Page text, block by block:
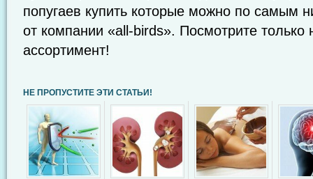
попугаев купить которые можно по самым
от компании «all-birds». Посмотрите только
ассортимент!
НЕ ПРОПУСТИТЕ ЭТИ СТАТЬИ!